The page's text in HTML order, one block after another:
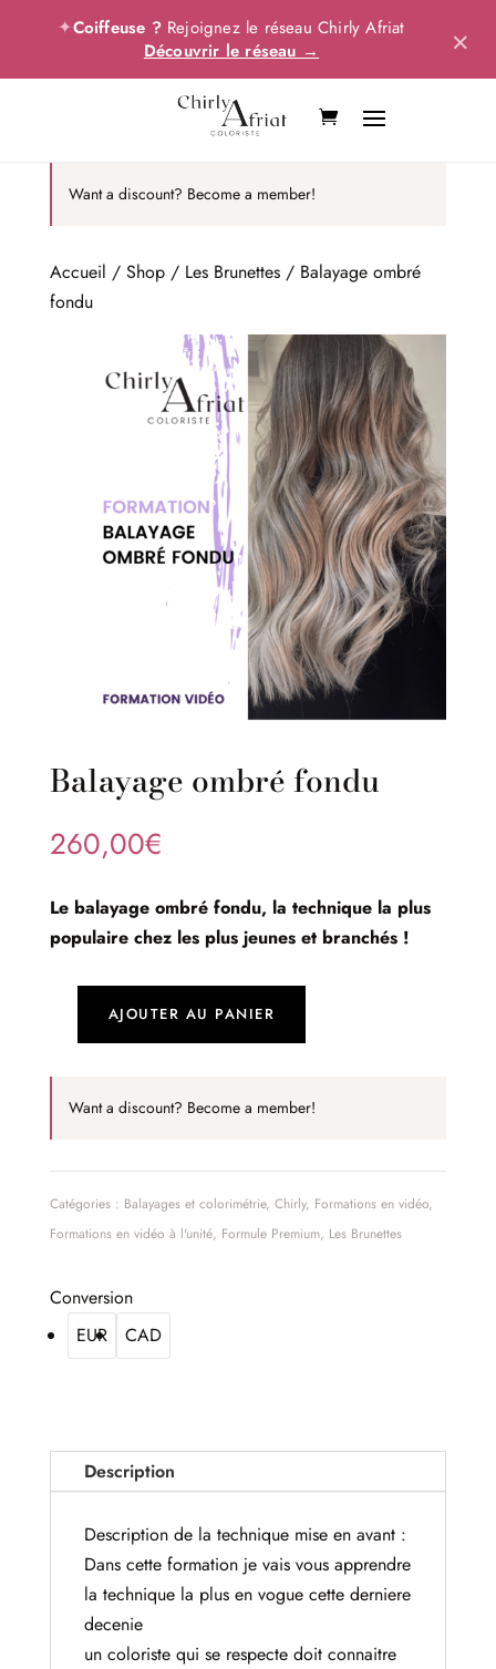
✦Coiffeuse ?Rejoignez le réseau Chirly Afriat
Découvrir le réseau →
×
Want a discount? Become a member!
Accueil / Shop/ Les Brunettes/ Balayage ombré
fondu
Balayage ombré fondu
260,00€
Le balayage ombré fondu, la technique la plus
populaire chez les plus jeunes et branchés !
ombré
fondu
AJOUTER AU PANIER
Want a discount? Become a member!
Catégories : Balayages et colorimétrie, Chirly, Formations en vidéo,
Formations en vidéo à l'unité, Formule Premium, Les Brunettes
Conversion
EUR
CAD
Description
Description de la technique mise en avant :
Dans cette formation je vais vous apprendre
la technique la plus en vogue cette derniere
decenie
un coloriste qui se respecte doit connaitre